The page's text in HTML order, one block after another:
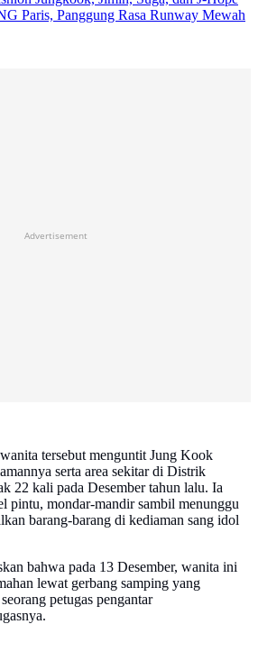
Paris, Panggung Rasa Runway Mewah
Advertisement
tersebut menguntit Jung Kook
serta area sekitar di Distrik
22 kali pada Desember tahun lalu. Ia
pintu, mondar-mandir sambil menunggu
barang-barang di kediaman sang idol
bahwa pada 13 Desember, wanita ini
lewat gerbang samping yang
petugas pengantar